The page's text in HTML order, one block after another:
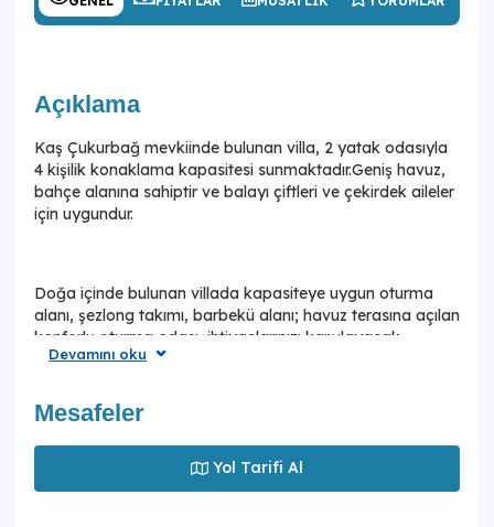
Açıklama
Kaş Çukurbağ mevkiinde bulunan villa, 2 yatak odasıyla
4 kişilik konaklama kapasitesi sunmaktadır.Geniş havuz,
bahçe alanına sahiptir ve balayı çiftleri ve çekirdek aileler
için uygundur.
Doğa içinde bulunan villada kapasiteye uygun oturma
alanı, şezlong takımı, barbekü alanı; havuz terasına açılan
konforlu oturma odası, ihtiyaçlarınızı karşılayacak
donanımlı mutfağı bulunmaktadır. Birinci yatak odasında
ise iki adet tek kişilik yatak bulunmaktadır.
Denize ve merkeze kısa ve rahat sürüş mesafesinde olan
konumuyla villa, konforlu bir tatil için siz değerli
Devamını oku
Mesafeler
Yol Tarifi Al